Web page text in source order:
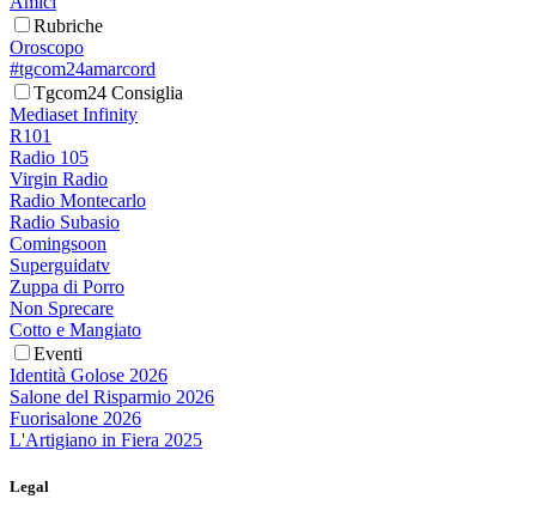
Rubriche
Oroscopo
#tgcom24amarcord
Tgcom24 Consiglia
Mediaset Infinity
R101
Radio 105
Virgin Radio
Radio Montecarlo
Radio Subasio
Comingsoon
Superguidatv
Zuppa di Porro
Non Sprecare
Cotto e Mangiato
Eventi
Identità Golose 2026
Salone del Risparmio 2026
Fuorisalone 2026
L'Artigiano in Fiera 2025
Legal